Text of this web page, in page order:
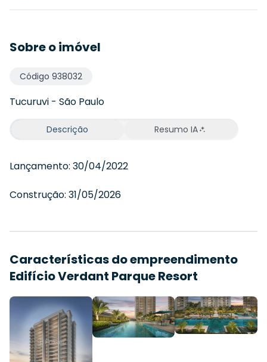
Sobre o imóvel
Código 938032
Tucuruvi - São Paulo
Descrição Resumo IA
Lançamento: 30/04/2022
Construção: 31/05/2026
Características do empreendimento
Edifício Verdant Parque Resort